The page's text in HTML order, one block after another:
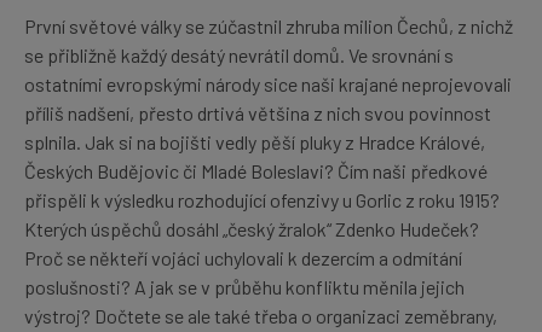
První světové války se zúčastnil zhruba milion Čechů, z nichž
se přibližně každý desátý nevrátil domů. Ve srovnání s
ostatními evropskými národy sice naši krajané neprojevovali
příliš nadšení, přesto drtivá většina z nich svou povinnost
splnila. Jak si na bojišti vedly pěší pluky z Hradce Králové,
Českých Budějovic či Mladé Boleslavi? Čím naši předkové
přispěli k výsledku rozhodující ofenzivy u Gorlic z roku 1915?
Kterých úspěchů dosáhl „český žralok“ Zdenko Hudeček?
Proč se někteří vojáci uchylovali k dezercím a odmítání
poslušnosti? A jak se v průběhu konfliktu měnila jejich
výstroj? Dočtete se ale také třeba o organizaci zeměbrany,